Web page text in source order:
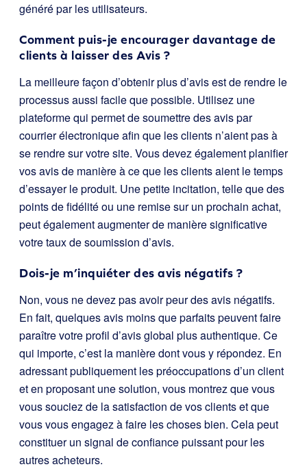
généré par les utilisateurs.
Comment puis-je encourager davantage de
clients à laisser des Avis ?
La meilleure façon d’obtenir plus d’avis est de rendre le
processus aussi facile que possible. Utilisez une
plateforme qui permet de soumettre des avis par
courrier électronique afin que les clients n’aient pas à
se rendre sur votre site. Vous devez également planifier
vos avis de manière à ce que les clients aient le temps
d’essayer le produit. Une petite incitation, telle que des
points de fidélité ou une remise sur un prochain achat,
peut également augmenter de manière significative
votre taux de soumission d’avis.
Dois-je m’inquiéter des avis négatifs ?
Non, vous ne devez pas avoir peur des avis négatifs.
En fait, quelques avis moins que parfaits peuvent faire
paraître votre profil d’avis global plus authentique. Ce
qui importe, c’est la manière dont vous y répondez. En
adressant publiquement les préoccupations d’un client
et en proposant une solution, vous montrez que vous
vous souciez de la satisfaction de vos clients et que
vous vous engagez à faire les choses bien. Cela peut
constituer un signal de confiance puissant pour les
autres acheteurs.